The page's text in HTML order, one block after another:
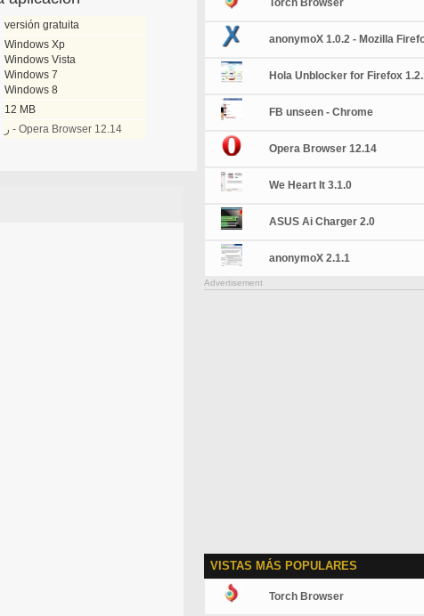
versión gratuita
Windows Xp
Windows Vista
Windows 7
Windows 8
12 MB
ر - Opera Browser 12.14
Torch Browser
anonymoX 1.0.2 - Mozilla
Hola Unblocker for Firefox
FB unseen - Chrome
Opera Browser 12.14
We Heart It 3.1.0
ASUS Ai Charger 2.0
anonymoX 2.1.1
Advertisement
VISTAS MÁS POPULARES
Torch Browser